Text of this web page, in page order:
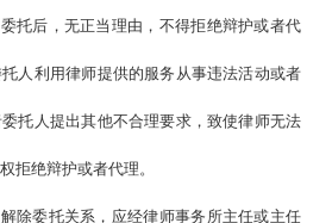
托后，无正当理由，不得拒绝辩护或者代
人利用律师提供的服务从事违法活动或者
托人提出其他不合理要求，致使律师无法
拒绝辩护或者代理。
除委托关系，应经律师事务所主任或主任